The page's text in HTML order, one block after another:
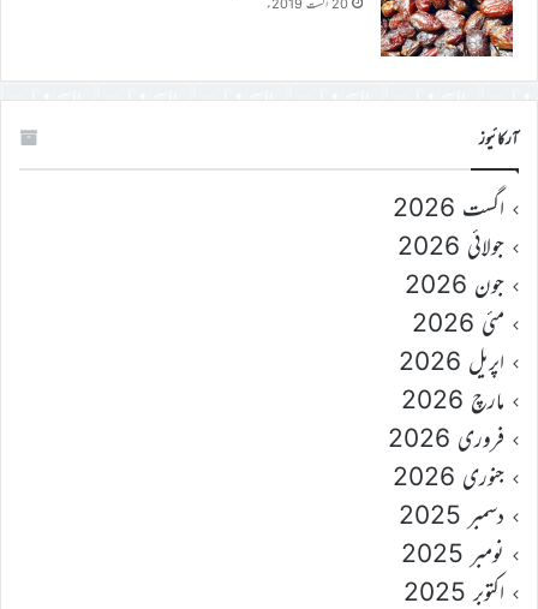
20 اگست 2019ء
آرکائیوز
اگست 2026
جولائی 2026
جون 2026
مئی 2026
اپریل 2026
مارچ 2026
فروری 2026
جنوری 2026
دسمبر 2025
نومبر 2025
اکتوبر 2025